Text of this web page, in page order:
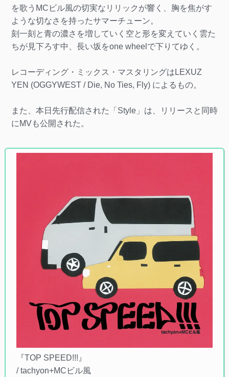
を歌うMCビル風の切実なリリックが響く、胸を焦がす
ような切なさを持ったサマーチューン。
刻一刻と青の濃さを増していく空と形を変えていく雲た
ちが見下ろす中、長い坂をone wheelで下りてゆく。
レコーディング・ミックス・マスタリングはLEXUZ
YEN (OGGYWEST / Die, No Ties, Fly) によるもの。
また、本日先行配信された「Style」は、リリースと同時
にMVも公開された。
『TOP SPEED!!!』
/ tachyon+MCビル風